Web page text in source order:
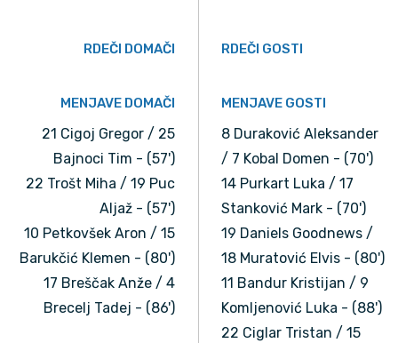
RDEČI DOMAČI RDEČI GOSTI
MENJAVE DOMAČI
21 Cigoj Gregor / 25
Bajnoci Tim - (57')
22 Trošt Miha / 19 Puc
Aljaž - (57')
10 Petkovšek Aron / 15
Barukčić Klemen - (80')
17 Breščak Anže / 4
Brecelj Tadej - (86')
MENJAVE GOSTI
8 Duraković Aleksander
/ 7 Kobal Domen - (70')
14 Purkart Luka / 17
Stanković Mark - (70')
19 Daniels Goodnews /
18 Muratović Elvis - (80')
11 Bandur Kristijan / 9
Komljenović Luka - (88')
22 Ciglar Tristan / 15